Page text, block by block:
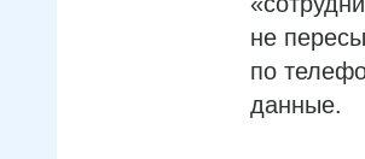
не
по
данные.